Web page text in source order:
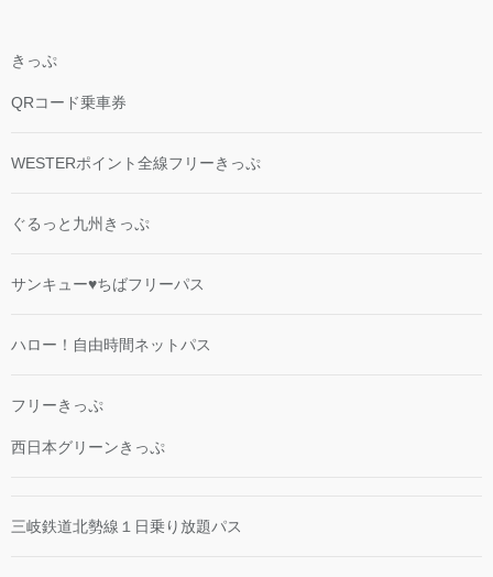
きっぷ
QRコード乗車券
WESTERポイント全線フリーきっぷ
ぐるっと九州きっぷ
サンキュー♥ちばフリーパス
ハロー！自由時間ネットパス
フリーきっぷ
西日本グリーンきっぷ
三岐鉄道北勢線１日乗り放題パス